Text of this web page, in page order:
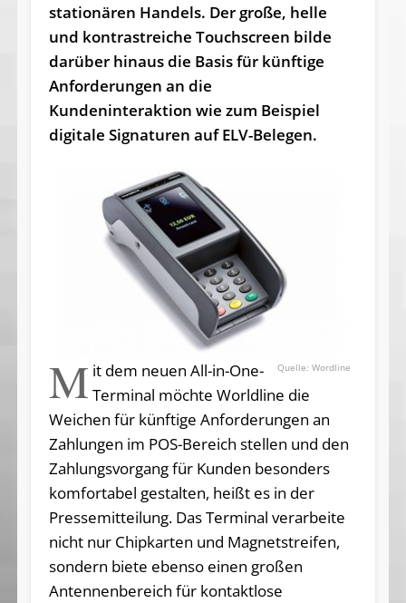
stationären Handels. Der große, helle
und kontrastreiche Touchscreen bilde
darüber hinaus die Basis für künftige
Anforderungen an die
Kundeninteraktion wie zum Beispiel
digitale Signaturen auf ELV-Belegen.
Wordline
M it dem neuen All-in-One-
Terminal möchte Worldline die
Weichen für künftige Anforderungen an
Zahlungen im POS-Bereich stellen und den
Zahlungsvorgang für Kunden besonders
komfortabel gestalten, heißt es in der
Pressemitteilung. Das Terminal verarbeite
nicht nur Chipkarten und Magnetstreifen,
sondern biete ebenso einen großen
Antennenbereich für kontaktlose